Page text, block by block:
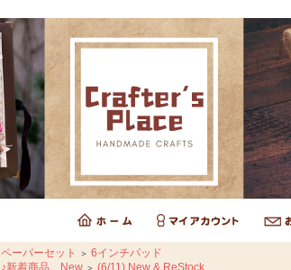
ペーパーセット ＞ 6インチパッド
♪新着商品 New ＞ (6/11) New & ReStock